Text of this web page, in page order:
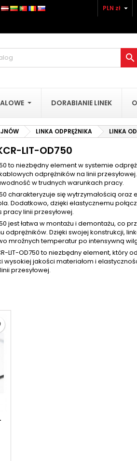
Cancel Create
in to save products in your wishlist.
PLN zł 

DORABIANIE LINEK
LINKA ODPRĘŻNIKA LINKA
LIT-OD750
to niezbędny element w systemie
odprężników na linii
w trudnych warunkach pracy.
charakteryzuje się wytrzymałością
Dodatkowo, dzięki elastycznemu
linii przesyłowej.
jest łatwa w montażu i demontażu, co
odprężników. Dzięki swojej konstrukcji,
mroźnych temperatur po intensywną
LIT-OD750 to niezbędny element,
wysokiej jakości materiałom i
przesyłowej.